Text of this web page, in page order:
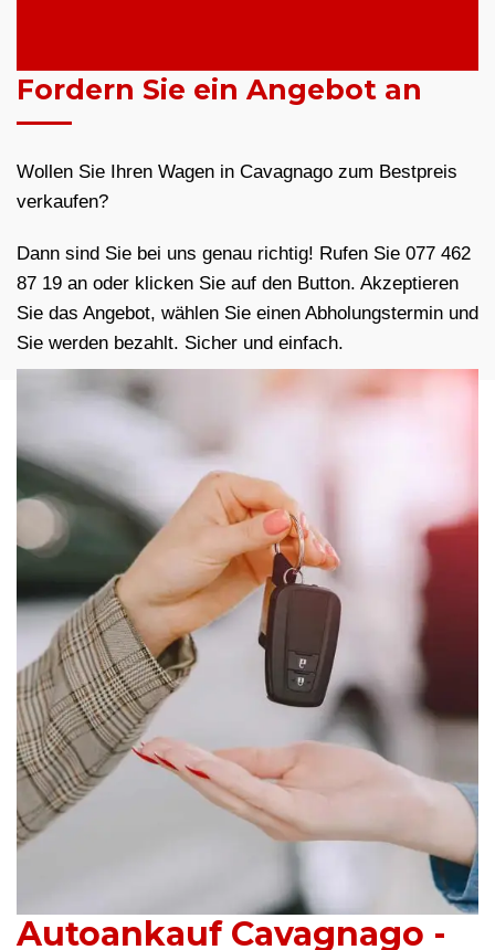
Fordern Sie ein Angebot an
Wollen Sie Ihren Wagen in Cavagnago zum Bestpreis
verkaufen?
Dann sind Sie bei uns genau richtig! Rufen Sie 077 462
87 19 an oder klicken Sie auf den Button. Akzeptieren
Sie das Angebot, wählen Sie einen Abholungstermin und
Sie werden bezahlt. Sicher und einfach.
Autoankauf Cavagnago -